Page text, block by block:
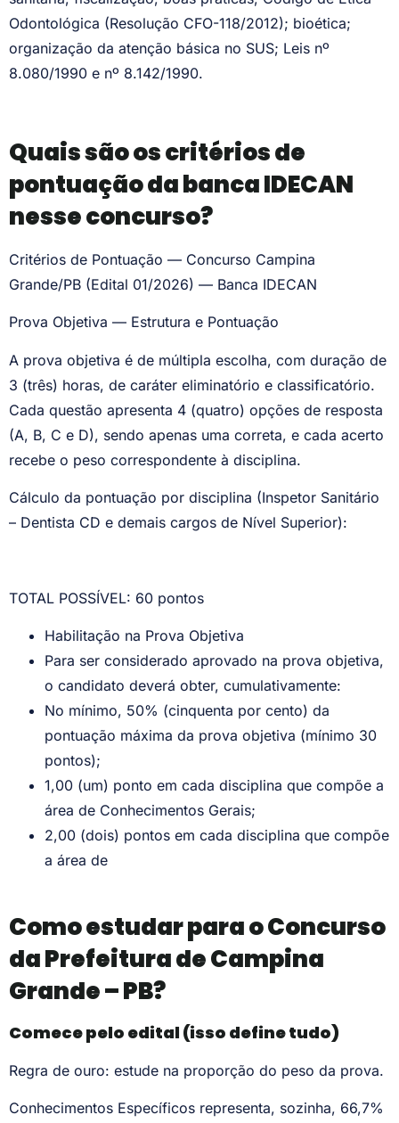
Odontológica (Resolução CFO-118/2012); bioética;
organização da atenção básica no SUS; Leis nº
8.080/1990 e nº 8.142/1990.
Quais são os critérios de
pontuação da banca IDECAN
nesse concurso?
Critérios de Pontuação — Concurso Campina
Grande/PB (Edital 01/2026) — Banca IDECAN
Prova Objetiva — Estrutura e Pontuação
A prova objetiva é de múltipla escolha, com duração de
3 (três) horas, de caráter eliminatório e classificatório.
Cada questão apresenta 4 (quatro) opções de resposta
(A, B, C e D), sendo apenas uma correta, e cada acerto
recebe o peso correspondente à disciplina.
Cálculo da pontuação por disciplina (Inspetor Sanitário
– Dentista CD e demais cargos de Nível Superior):
TOTAL POSSÍVEL: 60 pontos
Habilitação na Prova Objetiva
Para ser considerado aprovado na prova objetiva,
o candidato deverá obter, cumulativamente:
No mínimo, 50% (cinquenta por cento) da
pontuação máxima da prova objetiva (mínimo 30
pontos);
1,00 (um) ponto em cada disciplina que compõe a
área de Conhecimentos Gerais;
2,00 (dois) pontos em cada disciplina que compõe
a área de
Como estudar para o Concurso
da Prefeitura de Campina
Grande – PB?
Comece pelo edital (isso define tudo)
Regra de ouro: estude na proporção do peso da prova.
Conhecimentos Específicos representa, sozinha, 66,7%